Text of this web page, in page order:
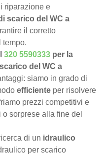
riparazione e
scarico del WC a
il corretto
tempo.
320 5590333 per la
del WC a
siamo in grado di
efficiente per risolvere
prezzi competitivi e
sorprese alla fine del
di un idraulico
per scarico